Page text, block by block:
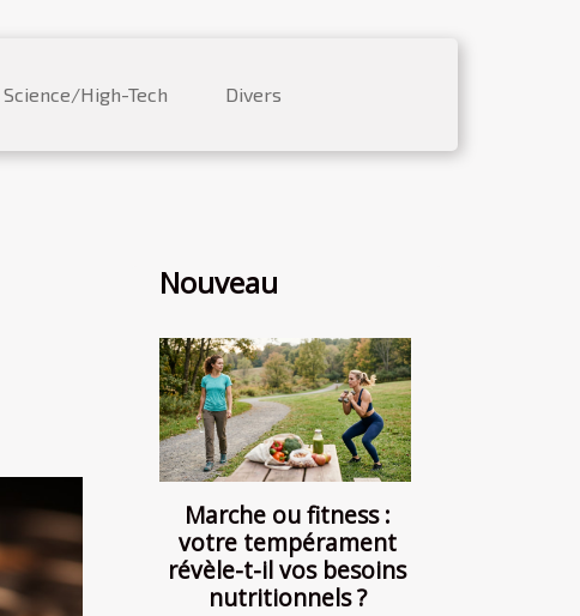
Science/High-Tech Divers
Nouveau
Marche ou fitness :
votre tempérament
révèle-t-il vos besoins
nutritionnels ?